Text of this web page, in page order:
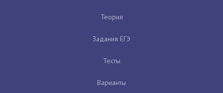
Теория
Задания ЕГЭ
Тесты
Варианты